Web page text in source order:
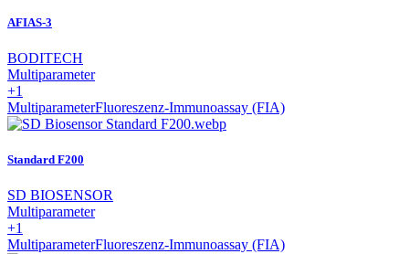
AFIAS-3
BODITECH
Multiparameter
+1
MultiparameterFluoreszenz-Immunoassay (FIA)
Standard F200
SD BIOSENSOR
Multiparameter
+1
MultiparameterFluoreszenz-Immunoassay (FIA)